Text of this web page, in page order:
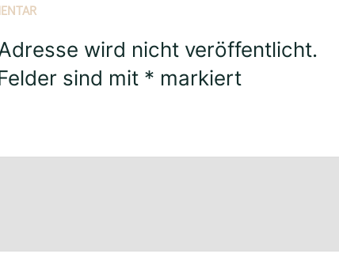
wird nicht veröffentlicht.
sind mit * markiert